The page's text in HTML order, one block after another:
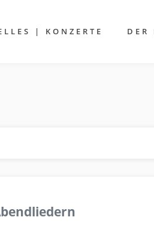
| KONZERTE DER